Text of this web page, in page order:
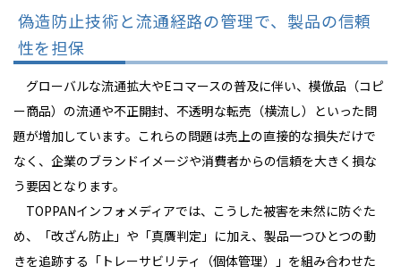
偽造防止技術と流通経路の管理で、製品の信頼
性を担保
グローバルな流通拡大やEコマースの普及に伴い、模倣品（コピ
ー商品）の流通や不正開封、不透明な転売（横流し）といった問
題が増加しています。これらの問題は売上の直接的な損失だけで
なく、企業のブランドイメージや消費者からの信頼を大きく損な
う要因となります。
TOPPANインフォメディアでは、こうした被害を未然に防ぐた
め、「改ざん防止」や「真贋判定」に加え、製品一つひとつの動
きを追跡する「トレーサビリティ（個体管理）」を組み合わせた